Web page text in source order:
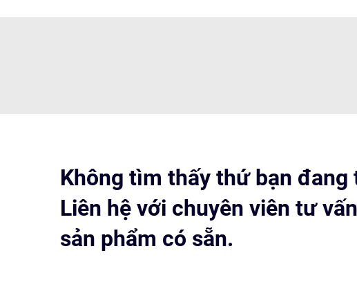
Không tìm thấy thứ bạn đang
Liên hệ với chuyên viên tư
sản phẩm có sẵn.